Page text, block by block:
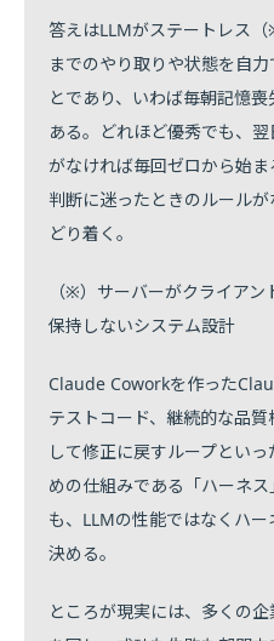
答えはLLMがステートレス
までのやり取りや状態を自
とであり、いわば毎朝記憶
ある。どれほど優秀でも、
がなければ毎回ゼロから始ま
判断に迷ったときのルール
どり着く。
（※）サーバーがクライア
保持しないシステム設計
Claude Coworkを作った
テストコード、継続的な品
して修正に戻すループとい
めの仕組みである「ハーネ
も、LLMの性能ではなくハ
決める。
ところが現実には、多くの